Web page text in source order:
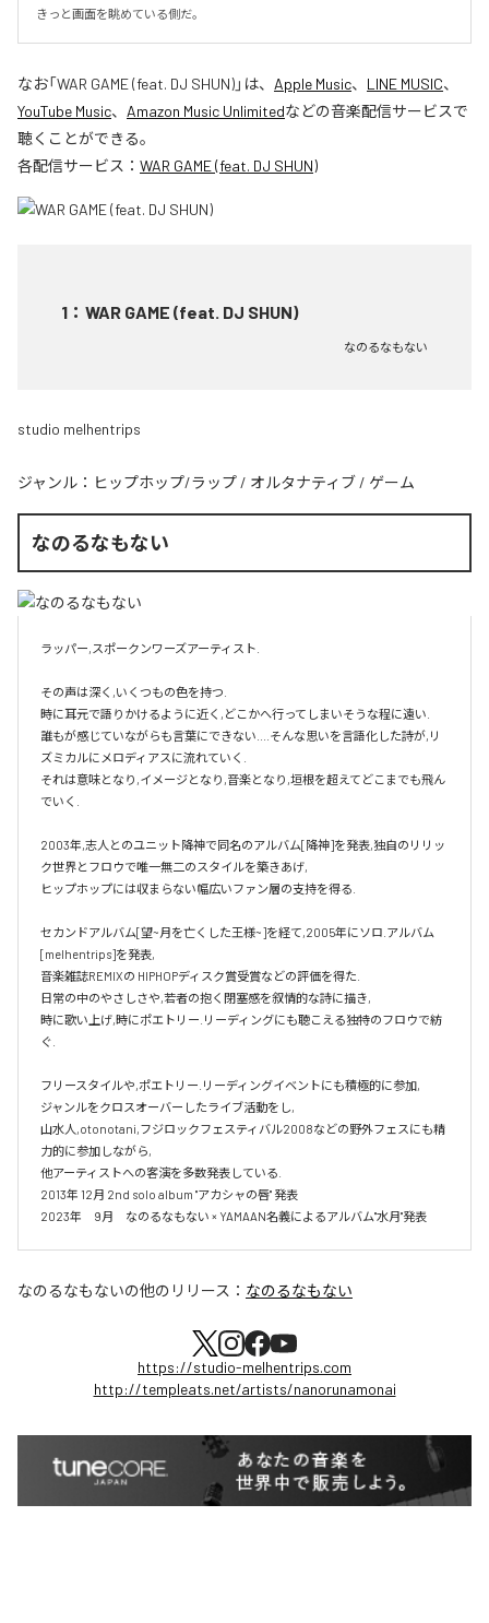
きっと画面を眺めている側だ。
なお「WAR GAME (feat. DJ SHUN)」は、 Apple Music、 LINE MUSIC、
YouTube Music、 Amazon Music Unlimitedなどの音楽配信サービスで
聴くことができる。
各配信サービス： WAR GAME (feat. DJ SHUN)
1 ： WAR GAME (feat. DJ SHUN)
なのるなもない
studio melhentrips
ジャンル： ヒップホップ/ラップ / オルタナティブ / ゲーム
なのるなもない
ラッパー,スポークンワーズアーティスト.
その声は深く,いくつもの色を持つ.
時に耳元で語りかけるように近く,どこかへ行ってしまいそうな程に遠い.
誰もが感じていながらも言葉にできない....そんな思いを言語化した詩が,リ
ズミカルにメロディアスに流れていく.
それは意味となり,イメージとなり,音楽となり,垣根を超えてどこまでも飛ん
でいく.
2003年,志人とのユニット降神で同名のアルバム[降神]を発表,独自のリリッ
ク世界とフロウで唯一無二のスタイルを築きあげ,
ヒップホップには収まらない幅広いファン層の支持を得る.
セカンドアルバム[望~月を亡くした王様~]を経て,2005年にソロ.アルバム
[melhentrips]を発表,
音楽雑誌REMIXの HIPHOPディスク賞受賞などの評価を得た.
日常の中のやさしさや,若者の抱く閉塞感を叙情的な詩に描き,
時に歌い上げ,時にポエトリー.リーディングにも聴こえる独特のフロウで紡
ぐ.
フリースタイルや,ポエトリー.リーディングイベントにも積極的に参加,
ジャンルをクロスオーバーしたライブ活動をし,
山水人,otonotani,フジロックフェスティバル2008などの野外フェスにも精
力的に参加しながら,
他アーティストへの客演を多数発表している.
2013年 12月 2nd solo album "アカシャの唇" 発表
2023年　9月　なのるなもない × YAMAAN名義によるアルバム"水月"発表
なのるなもないの他のリリース： なのるなもない
https://studio-melhentrips.com
http://templeats.net/artists/nanorunamonai